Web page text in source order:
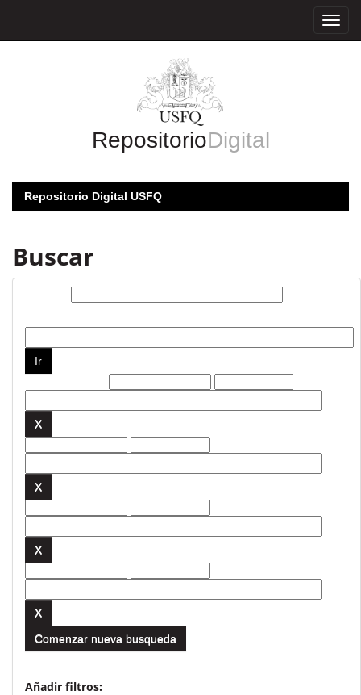
RepositorioDigital
Repositorio Digital USFQ
Buscar
Comenzar nueva busqueda
Añadir filtros: